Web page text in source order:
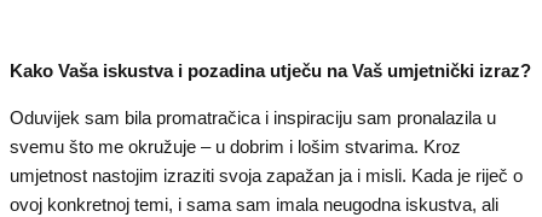
Kako Vaša iskustva i pozadina utječu na Vaš umjetnički izraz?
Oduvijek sam bila promatračica i inspiraciju sam pronalazila u
svemu što me okružuje – u dobrim i lošim stvarima. Kroz
umjetnost nastojim izraziti svoja zapažan ja i misli. Kada je riječ o
ovoj konkretnoj temi, i sama sam imala neugodna iskustva, ali